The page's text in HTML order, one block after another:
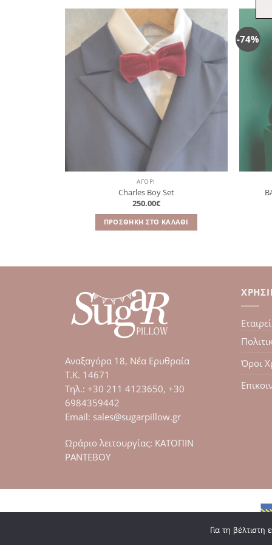
Πρόσθήκη
επιθυμιών
ΑΓΌΡΙ
Charles Boy Set
250.00€
ΠΡΟΣΘΉΚΗ ΣΤΟ ΚΑΛΆΘΙ
-74%
Αναξαγόρα 18, Νέα Ερυθραία
Τ.Κ. 14671
Tηλ.: +30 211 4123650, +30
6984359442
Email: sales@sugarpillow.gr
Ωράριο λειτουργίας: ΚΑΤΟΠΙΝ
ΡΑΝΤΕΒΟΥ
Όροι
Για τη